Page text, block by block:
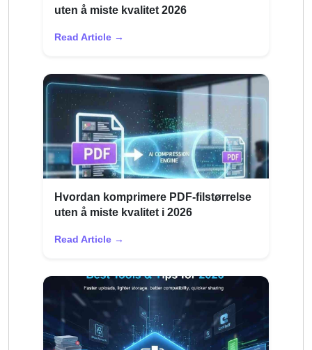
uten å miste kvalitet 2026
Read Article →
Hvordan komprimere PDF-filstørrelse
uten å miste kvalitet i 2026
Read Article →